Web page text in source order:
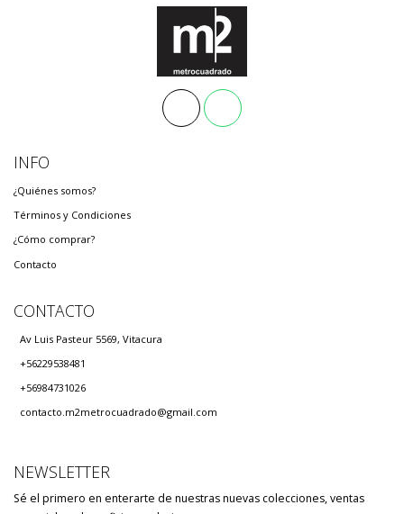
INFO
¿Quiénes somos?
Términos y Condiciones
¿Cómo comprar?
Contacto
CONTACTO
Av Luis Pasteur 5569, Vitacura
+56229538481
+56984731026
contacto.m2metrocuadrado@gmail.com
NEWSLETTER
Sé el primero en enterarte de nuestras nuevas colecciones, ventas